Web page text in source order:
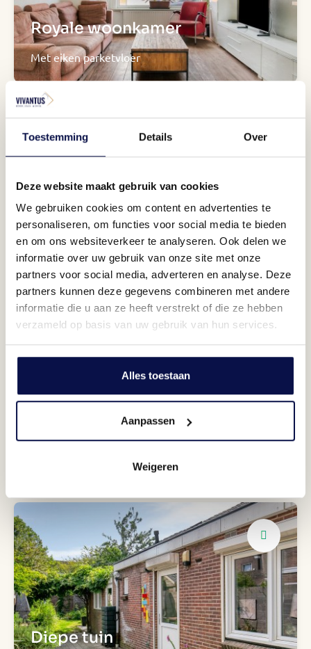
Toestemming Details Over
Deze website maakt gebruik van cookies
We gebruiken cookies om content en advertenties te
personaliseren, om functies voor social media te bieden
en om ons websiteverkeer te analyseren. Ook delen we
informatie over uw gebruik van onze site met onze
partners voor social media, adverteren en analyse. Deze
partners kunnen deze gegevens combineren met andere
informatie die u aan ze heeft verstrekt of die ze hebben
verzameld op basis van uw gebruik van hun services.
Alles toestaan
Aanpassen
Weigeren
Royale woonkamer
Met eiken parketvloer
Nette keuken
En badkamer
Drie slaapkamers
Diepe tuin